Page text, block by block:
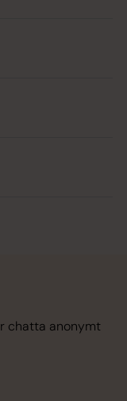
chatta anonymt